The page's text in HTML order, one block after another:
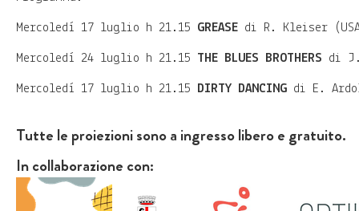
Mercoledì 17 luglio h 21.15 GREASE di R. Kleiser
Mercoledì 24 luglio h 21.15 THE BLUES BROTHERS di
Mercoledì 17 luglio h 21.15 DIRTY DANCING di E.
Tutte le proiezioni sono a ingresso libero e gratuito.
In collaborazione con: